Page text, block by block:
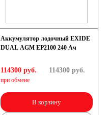
Аккумулятор лодочный EXIDE
DUAL AGM EP2100 240 Ач
114300 руб.
при обмене
114300 руб.
В корзину